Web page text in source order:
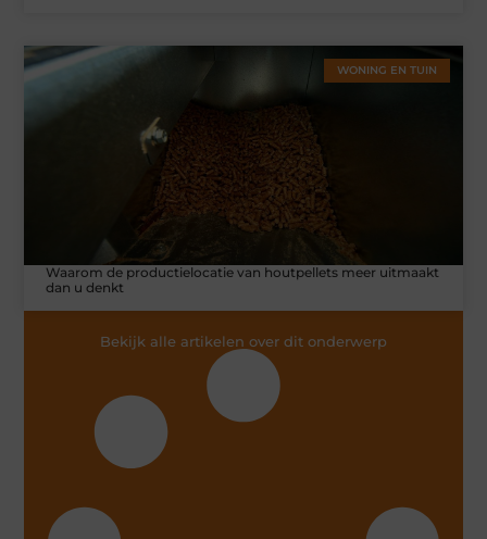
WONING EN TUIN
Waarom de productielocatie van houtpellets meer uitmaakt
dan u denkt
Bekijk alle artikelen over dit onderwerp